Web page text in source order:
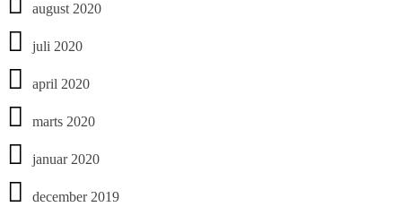
august 2020
juli 2020
april 2020
marts 2020
januar 2020
december 2019